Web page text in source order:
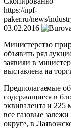
https://npf-
paker.ru/news/
03.02.2016
Министерство
объявить ряд
заявили в
выставлена на
Предполагаемые
содержащиеся в
эквивалента и 225
все газовые
округе, в